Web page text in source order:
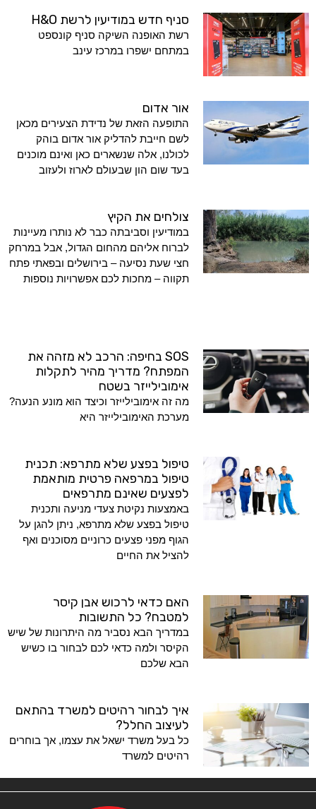
סניף חדש במודיעין לרשת H&O
רשת האופנה השיקה סניף קונספט
במתחם ישפרו במרכז עינב
אור אדום
התופעה הזאת של נדידת הצעירים מכאן
לשם חייבת להדליק אור אדום בוהק
לכולנו, אלה שנשארים כאן ואינם מוכנים
בעד שום הון שבעולם לארוז ולעזוב
צולחים את הקיץ
במודיעין וסביבתה כבר לא נותרו מעיינות
לברוח אליהם מהחום הגדול, אבל במרחק
חצי שעת נסיעה – בירושלים ובפאתי פתח
תקווה – מחכות לכם אפשרויות נוספות
SOS בחיפה: הרכב לא מזהה את
המפתח? מדריך מהיר לתקלות
אימובילייזר בשטח
מה זה אימובילייזר וכיצד הוא מונע הנעה?
מערכת האימובילייזר היא
טיפול בפצע שלא מתרפא: תכנית
טיפול במרפאה פרטית מותאמת
לפצעים שאינם מתרפאים
באמצעות נקיטת צעדי מניעה ותכנית
טיפול בפצע שלא מתרפא, ניתן להגן על
הגוף מפני פצעים כרוניים מסוכנים ואף
להציל את החיים
האם כדאי לרכוש אבן קיסר
למטבח? כל התשובות
במדריך הבא נסביר מה היתרונות של שיש
הקיסר ולמה כדאי לכם לבחור בו כשיש
הבא שלכם
איך לבחור רהיטים למשרד בהתאם
לעיצוב החלל?
כל בעל משרד ישאל את עצמו, אך בוחרים
רהיטים למשרד